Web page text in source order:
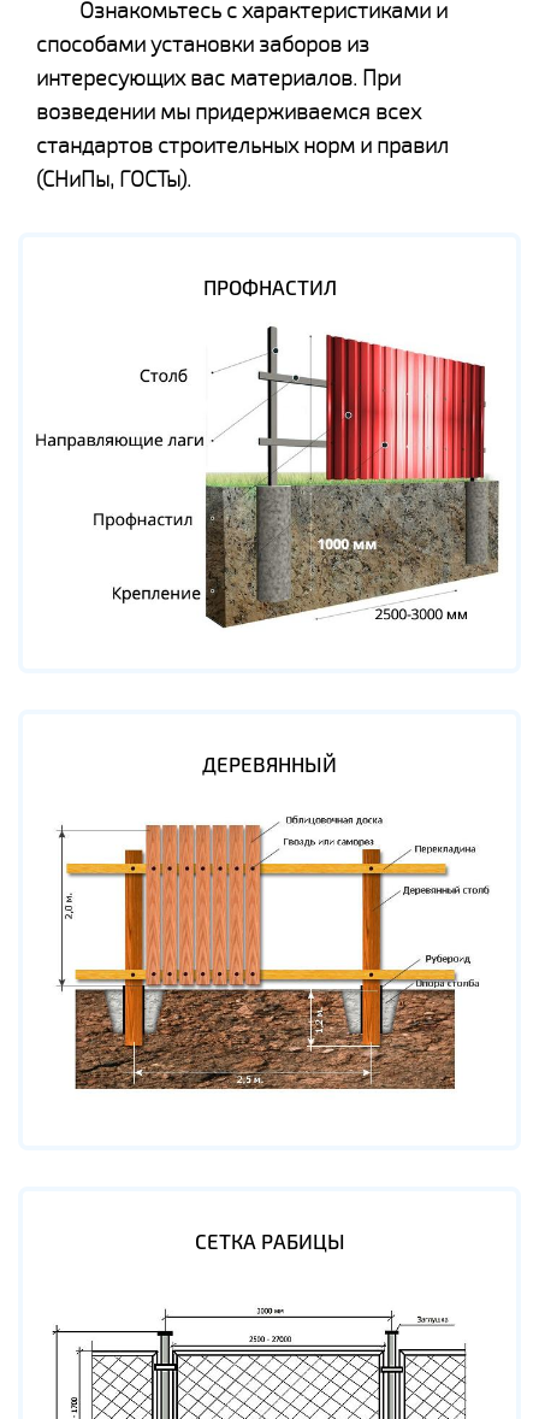
Ознакомьтесь с характеристиками и
способами установки заборов из
интересующих вас материалов. При
возведении мы придерживаемся всех
стандартов строительных норм и правил
(СНиПы, ГОСТы).
ПРОФНАСТИЛ
ДЕРЕВЯННЫЙ
СЕТКА РАБИЦЫ